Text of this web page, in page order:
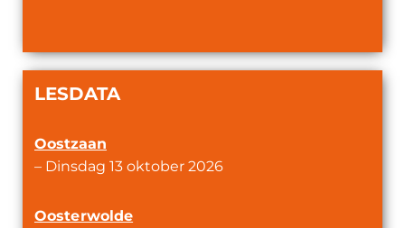
LESDATA
Oostzaan
– Dinsdag 13 oktober 2026
Oosterwolde